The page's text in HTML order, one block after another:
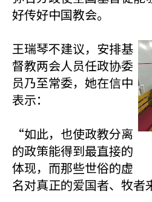
好传好中国教会。
王瑞琴不建议，安排基
督教两会人员任政协委
员乃至常委，她在信中
表示：
“如此，也使政教分离
的政策能得到最直接的
体现，而那些世俗的虚
名对真正的爱国者、牧者